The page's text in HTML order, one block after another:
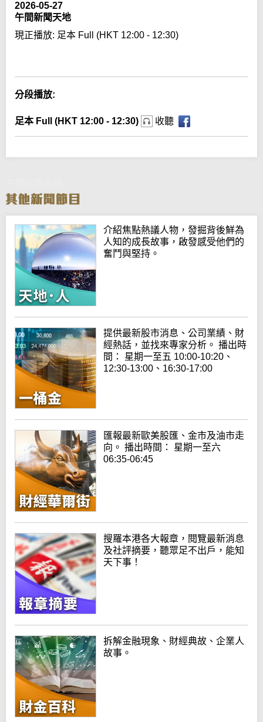
2026-05-27
午間新聞天地
現正播放: 足本 Full (HKT 12:00 - 12:30)
分段播放:
足本 Full (HKT 12:00 - 12:30) 收聽
介紹焦點熱議人物，發掘背後鮮為
人知的成長故事，啟發感受他們的
奮鬥與堅持。
提供最新股市消息、公司業績、財
經熱話，並找來專家分析。 播出時
間： 星期一至五 10:00-10:20、
12:30-13:00、16:30-17:00
匯報最新歐美股匯、金市及油市走
向。 播出時間： 星期一至六
06:35-06:45
搜羅本港各大報章，閱覽最新消息
及社評摘要，聽眾足不出戶，能知
天下事！
拆解金融現象、財經典故、企業人
故事。